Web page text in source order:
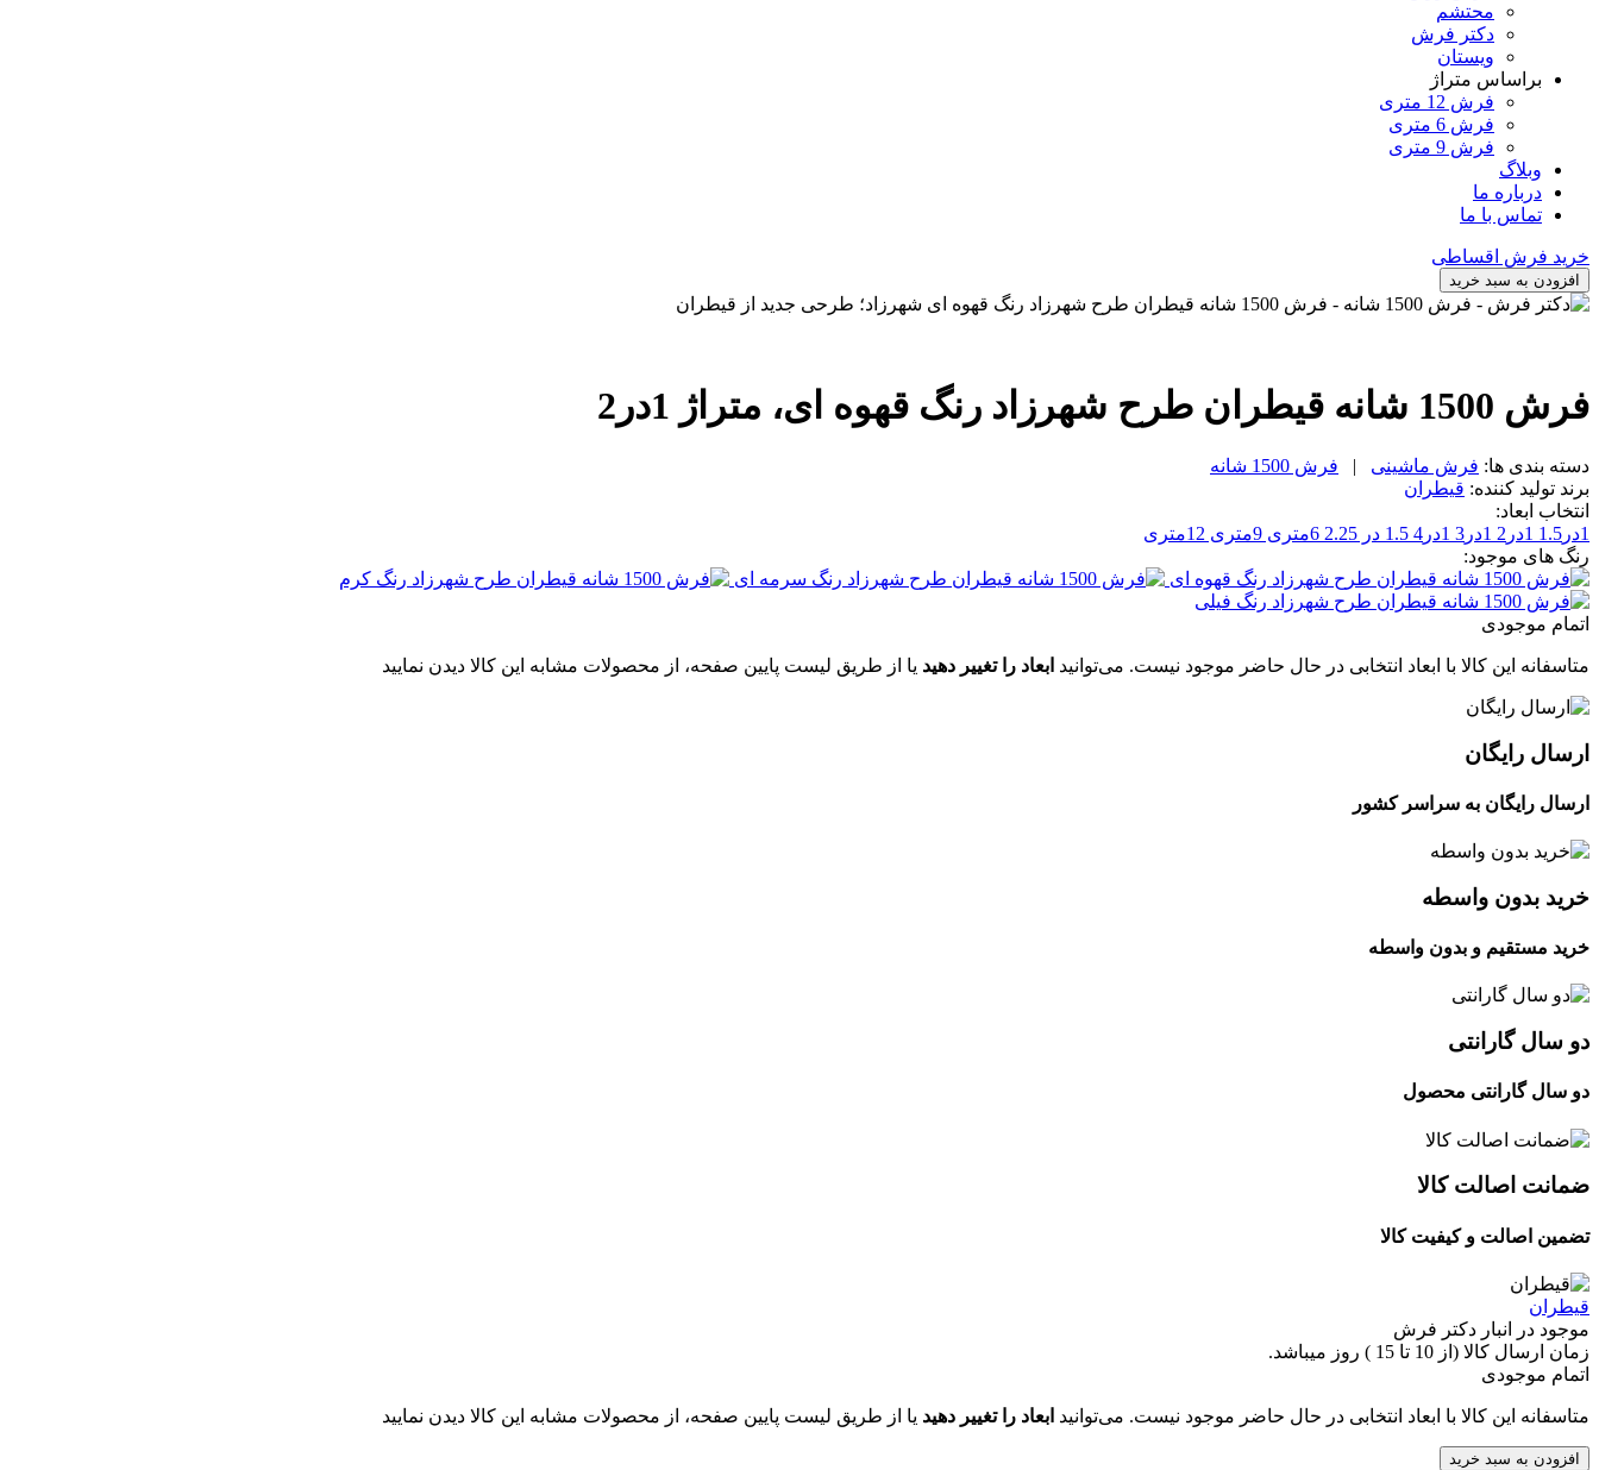
محتشم
دکتر فرش
ویستان
براساس متراژ
فرش 12 متری
فرش 6 متری
فرش 9 متری
وبلاگ
درباره ما
تماس با ما
خرید فرش اقساطی
افزودن به سبد خرید
فرش 1500 شانه قیطران طرح شهرزاد رنگ قهوه ای، متراژ 1در2
دسته بندی ها: فرش ماشینی |
فرش 1500 شانه
برند تولید کننده: قیطران
انتخاب ابعاد:
1در1.5
1در2 1در3 1در4 1.5 در 2.25 6متری 9متری
12متری
رنگ های موجود:
اتمام موجودی
متاسفانه این کالا با ابعاد انتخابی در حال حاضر موجود نیست. می‌توانید ابعاد را تغییر دهید یا از طریق لیست پایین صفحه، از محصولات مشابه این کالا دیدن نمایید
ارسال رایگان
ارسال رایگان به سراسر کشور
خرید بدون واسطه
خرید مستقیم و بدون واسطه
دو سال گارانتی
دو سال گارانتی محصول
ضمانت اصالت کالا
تضمین اصالت و کیفیت کالا
قیطران
موجود در انبار دکتر فرش
زمان ارسال کالا (از 10 تا 15 ) روز میباشد.
اتمام موجودی
متاسفانه این کالا با ابعاد انتخابی در حال حاضر موجود نیست. می‌توانید ابعاد را تغییر دهید یا از طریق لیست پایین صفحه، از محصولات مشابه این کالا دیدن نمایید
افزودن به سبد خرید